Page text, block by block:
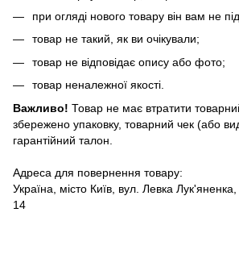
при огляді нового товару він вам не
товар не такий, як ви очікували;
товар не відповідає опису або фото;
товар неналежної якості.
Важливо! Товар не має втратити
збережено упаковку, товарний чек (або
гарантійний талон.
Адреса для повернення товару:
Україна, місто Київ, вул. Левка
14